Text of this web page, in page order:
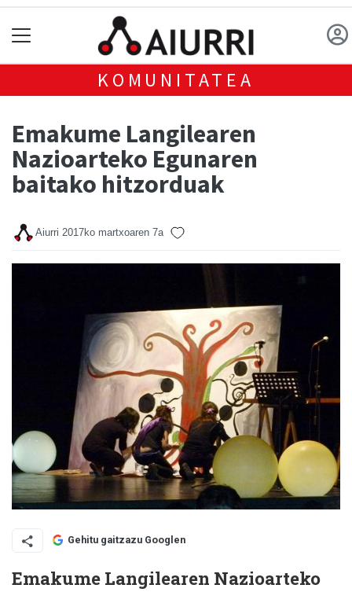
KOMUNITATEA
Emakume Langilearen
Nazioarteko Egunaren
baitako hitzorduak
Aiurri 2017ko martxoaren 7a
Gehitu gaitzazu Googlen
Emakume Langilearen Nazioarteko